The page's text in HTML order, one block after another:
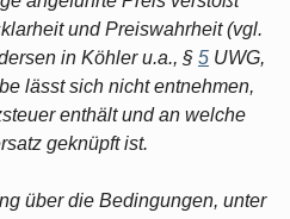
und Preiswahrheit (vgl.
in Köhler u.a., § 5 UWG,
lässt sich nicht entnehmen,
enthält und an welche
geknüpft ist.
über die Bedingungen, unter